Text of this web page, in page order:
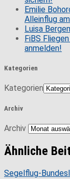
Emilie
Alleinflug
Luisa
FiBS
anmelden!
Kategorien
Kategorien
Archiv
Archiv
Ähnliche
Segelflug-